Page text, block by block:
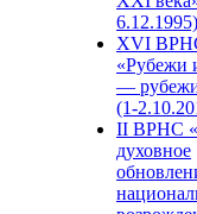
6.12.1995)
XVI
«Рубежи
—
(1-
II ВРНС
духовное